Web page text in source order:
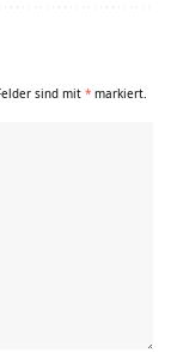
sind mit * markiert.